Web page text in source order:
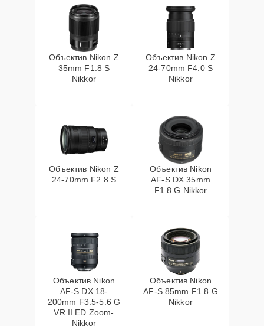
Объектив Nikon Z
35mm F1.8 S
Nikkor
Объектив Nikon Z
24-70mm F4.0 S
Nikkor
Объектив Nikon Z
24-70mm F2.8 S
Объектив Nikon
AF-S DX 35mm
F1.8 G Nikkor
Объектив Nikon
AF-S DX 18-
200mm F3.5-5.6 G
VR II ED Zoom-
Nikkor
Объектив Nikon
AF-S 85mm F1.8 G
Nikkor